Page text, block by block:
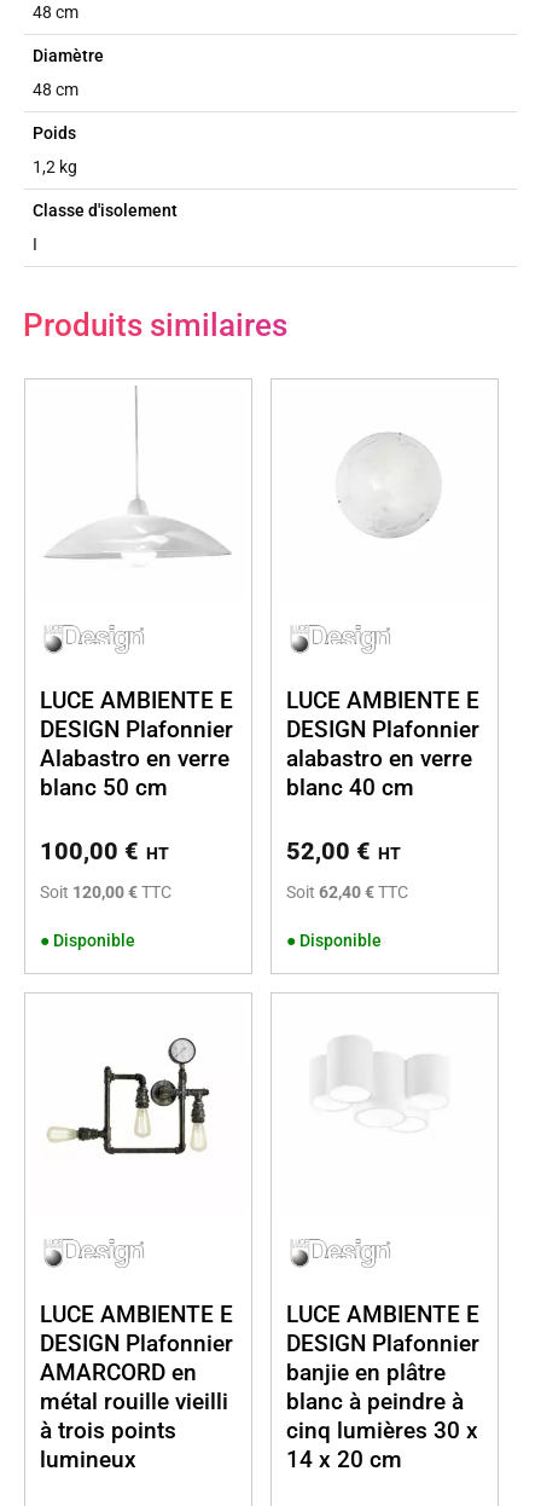
48 cm
Diamètre
48 cm
Poids
1,2 kg
Classe d'isolement
I
Produits similaires
LUCE AMBIENTE E
DESIGN Plafonnier
Alabastro en verre
blanc 50 cm
100,00 € HT
Soit 120,00 €TTC
● Disponible
LUCE AMBIENTE E
DESIGN Plafonnier
alabastro en verre
blanc 40 cm
52,00 € HT
Soit 62,40 €TTC
● Disponible
LUCE AMBIENTE E
DESIGN Plafonnier
AMARCORD en
métal rouille vieilli
à trois points
lumineux
LUCE AMBIENTE E
DESIGN Plafonnier
banjie en plâtre
blanc à peindre à
cinq lumières 30 x
14 x 20 cm